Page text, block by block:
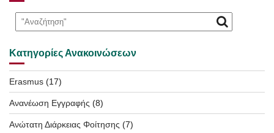
Κατηγορίες Ανακοινώσεων
Erasmus (17)
Ανανέωση Εγγραφής (8)
Ανώτατη Διάρκειας Φοίτησης (7)